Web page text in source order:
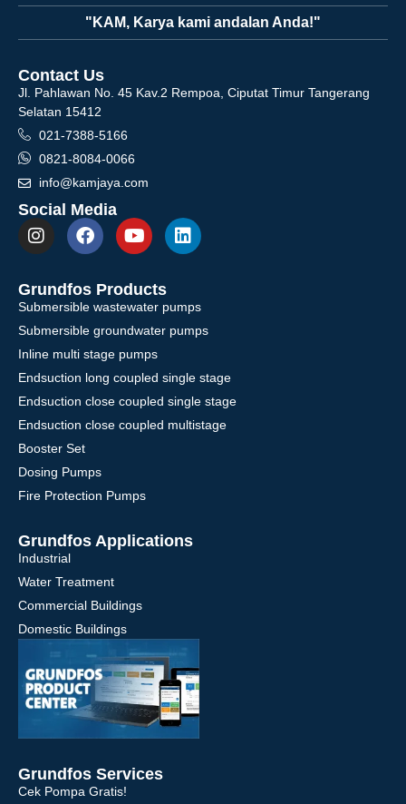
"KAM, Karya kami andalan Anda!"
Contact Us
Jl. Pahlawan No. 45 Kav.2 Rempoa, Ciputat Timur Tangerang
Selatan 15412
021-7388-5166
0821-8084-0066
info@kamjaya.com
Social Media
Grundfos Products
Submersible wastewater pumps
Submersible groundwater pumps
Inline multi stage pumps
Endsuction long coupled single stage
Endsuction close coupled single stage
Endsuction close coupled multistage
Booster Set
Dosing Pumps
Fire Protection Pumps
Grundfos Applications
Industrial
Water Treatment
Commercial Buildings
Domestic Buildings
Grundfos Services
Cek Pompa Gratis!